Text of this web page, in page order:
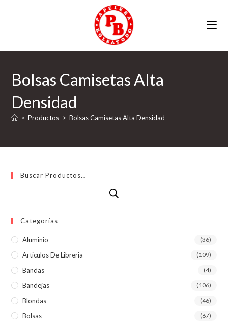
Bolsas Camisetas Alta
Densidad
> Productos > Bolsas Camisetas Alta Densidad
Buscar Productos…
Categorías
Aluminio (36)
Articulos De Libreria (109)
Bandas (4)
Bandejas (106)
Blondas (46)
Bolsas (67)